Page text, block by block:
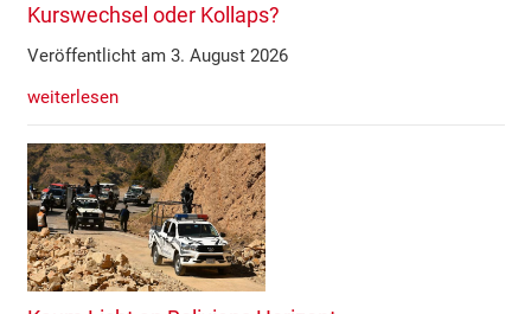
Kurswechsel oder Kollaps?
Veröffentlicht am 3. August 2026
weiterlesen